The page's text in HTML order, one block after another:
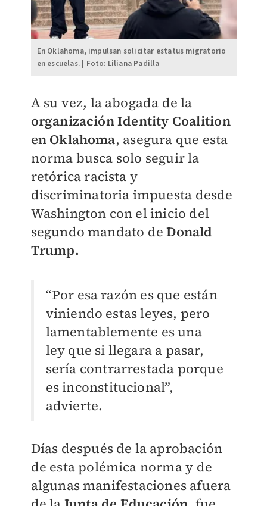
En Oklahoma, impulsan solicitar estatus migratorio
en escuelas. | Foto: Liliana Padilla
A su vez, la abogada de la
organización Identity Coalition
en Oklahoma, asegura que esta
norma busca solo seguir la
retórica racista y
discriminatoria impuesta desde
Washington con el inicio del
segundo mandato deDonald
Trump.
“Por esa razón es que están
viniendo estas leyes, pero
lamentablemente es una
ley que si llegara a pasar,
sería contrarrestada porque
es inconstitucional”,
advierte.
Días después de la aprobación
de esta polémica norma y de
algunas manifestaciones afuera